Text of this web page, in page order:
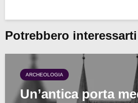
Potrebbero interessarti
ARCHEOLOGIA
Un’antica porta